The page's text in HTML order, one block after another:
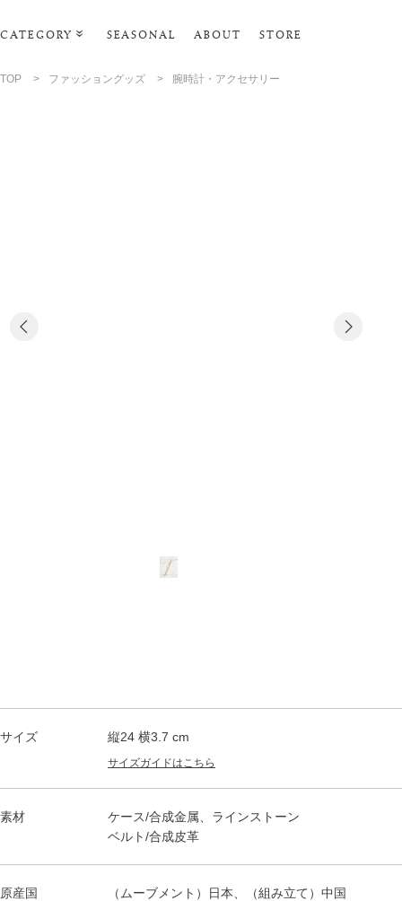
CATEGORY SEASONAL ABOUT STORE
TOP > ファッショングッズ > 腕時計・アクセサリー
サイズ 縦24 横3.7 cm
サイズガイドはこちら
素材
ケース/合成金属、ラインストーン
ベルト/合成皮革
原産国 （ムーブメント）日本、（組み立て）中国